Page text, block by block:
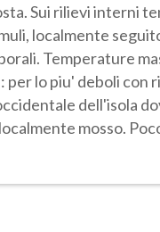
Sui rilievi interni
localmente
Temperature
per lo piu' deboli con
dell'isola
mosso.